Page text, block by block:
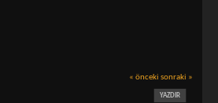
« önceki sonraki »
YAZDIR